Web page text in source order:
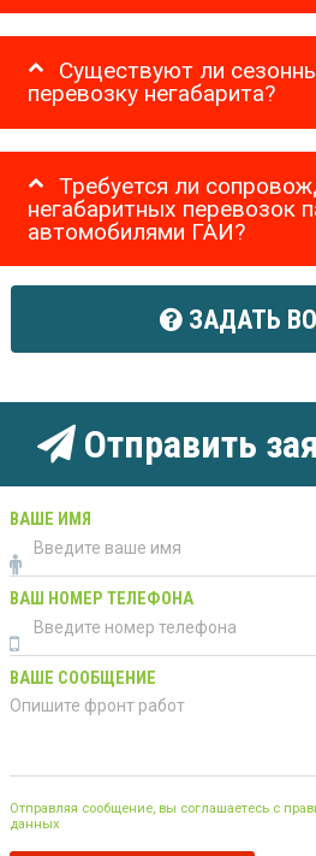
Существуют ли
перевозку негабарита?
Требуется ли
негабаритных перевозок
автомобилями ГАИ?
ЗАДАТЬ
Отправить
ВАШЕ ИМЯ
ВАШ НОМЕР ТЕЛЕФОНА
ВАШЕ СООБЩЕНИЕ
Отправляя сообщение, вы соглашаетесь с
данных